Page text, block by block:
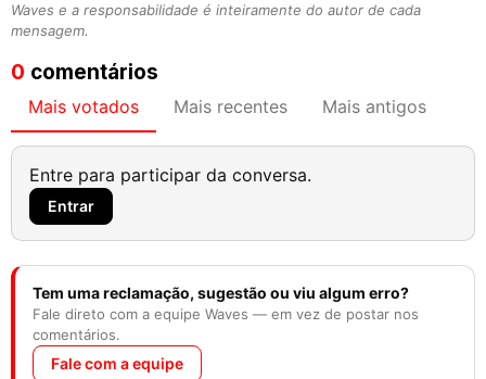
Waves e a responsabilidade é inteiramente do autor de cada
mensagem.
0 comentários
Mais votados Mais recentes Mais antigos
Entre para participar da conversa.
Entrar
Tem uma reclamação, sugestão ou viu algum erro?
Fale direto com a equipe Waves — em vez de postar nos
comentários.
Fale com a equipe